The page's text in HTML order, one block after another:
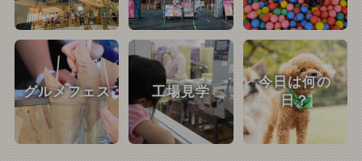
グルメフェス 工場見学
今日は何の
日？